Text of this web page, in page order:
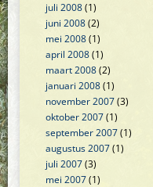
juli 2008(1)
juni 2008(2)
mei 2008(1)
april 2008(1)
maart 2008(2)
januari 2008(1)
november 2007(3)
oktober 2007(1)
september 2007(1)
augustus 2007(1)
juli 2007(3)
mei 2007(1)